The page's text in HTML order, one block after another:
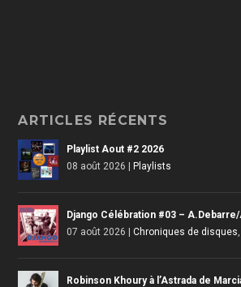
ARTICLES RÉCENTS
Playlist Aout #2 2026
08 août 2026 |Playlists
Django Célébration #03 –
07 août 2026 |Chroniques de disques
Robinson Khoury à l’Astrada de